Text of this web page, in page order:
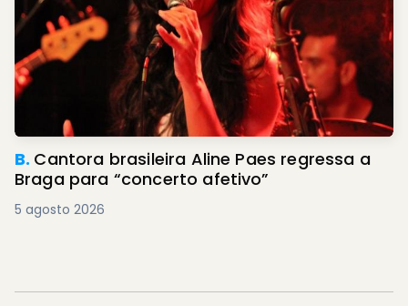
B. Cantora brasileira Aline Paes regressa a
Braga para “concerto afetivo”
5 agosto 2026